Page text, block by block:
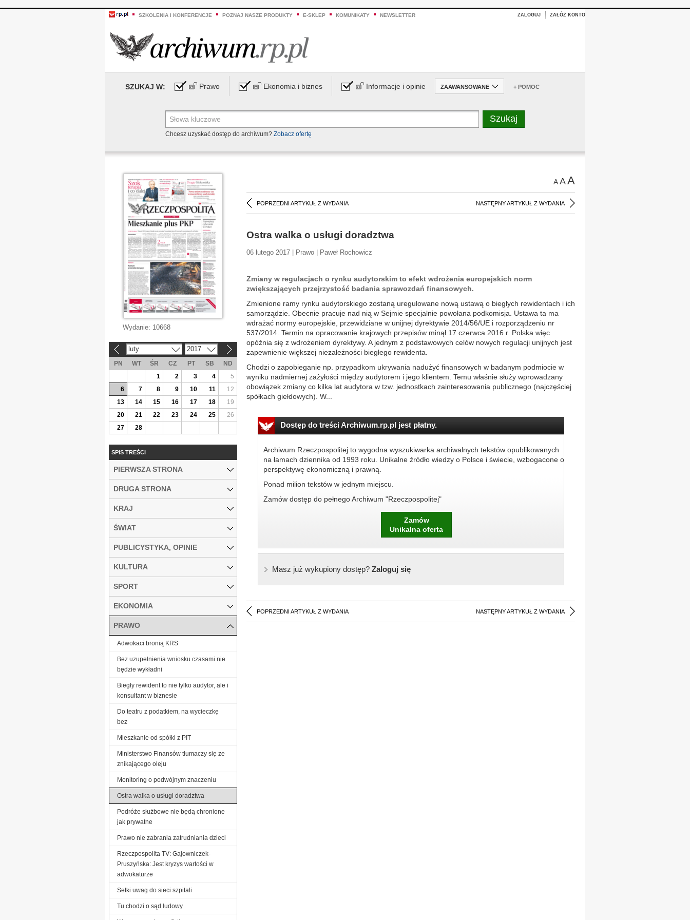
SZKOLENIA I KONFERENCJE POZNAJ NASZE PRODUKTY E-SKLEP KOMUNIKATY NEWSLETTER ZALOGUJ ZAŁÓŻ KONTO
SZUKAJ W: Prawo Ekonomia i biznes Informacje i opinie ZAAWANSOWANE + POMOC
Chcesz uzyskać dostęp do archiwum? Zobacz ofertę
AAA
POPRZEDNI ARTYKUŁ Z WYDANIA NASTĘPNY ARTYKUŁ Z WYDANIA
Ostra walka o usługi doradztwa
06 lutego 2017 | Prawo | Paweł Rochowicz
Zmiany w regulacjach o rynku audytorskim to efekt wdrożenia europejskich norm
zwiększających przejrzystość badania sprawozdań finansowych.
Zmienione ramy rynku audytorskiego zostaną uregulowane nową ustawą o biegłych rewidentach i ich
samorządzie. Obecnie pracuje nad nią w Sejmie specjalnie powołana podkomisja. Ustawa ta ma
wdrażać normy europejskie, przewidziane w unijnej dyrektywie 2014/56/UE i rozporządzeniu nr
537/2014. Termin na opracowanie krajowych przepisów minął 17 czerwca 2016 r. Polska więc
opóźnia się z wdrożeniem dyrektywy. A jednym z podstawowych celów nowych regulacji unijnych jest
zapewnienie większej niezależności biegłego rewidenta.
Chodzi o zapobieganie np. przypadkom ukrywania nadużyć finansowych w badanym podmiocie w
wyniku nadmiernej zażyłości między audytorem i jego klientem. Temu właśnie służy wprowadzany
obowiązek zmiany co kilka lat audytora w tzw. jednostkach zainteresowania publicznego (najczęściej
spółkach giełdowych). W...
Dostęp do treści Archiwum.rp.pl jest płatny.
Archiwum Rzeczpospolitej to wygodna wyszukiwarka archiwalnych tekstów opublikowanych
na łamach dziennika od 1993 roku. Unikalne źródło wiedzy o Polsce i świecie, wzbogacone o
perspektywę ekonomiczną i prawną.
Ponad milion tekstów w jednym miejscu.
Zamów dostęp do pełnego Archiwum "Rzeczpospolitej"
Zamów
Unikalna oferta
Masz już wykupiony dostęp?Zaloguj się
POPRZEDNI ARTYKUŁ Z WYDANIA NASTĘPNY ARTYKUŁ Z WYDANIA
Wydanie: 10668
luty 2017
PN WT ŚR CZ PT SB
ND
1
2 3 4
5
6
7 8 9 10 11
12
13
14 15 16 17 18
19
20
21 22 23 24 25
26
27
28
SPIS TREŚCI
PIERWSZA STRONA
DRUGA STRONA
KRAJ
ŚWIAT
PUBLICYSTYKA, OPINIE
KULTURA
SPORT
EKONOMIA
PRAWO
Adwokaci bronią KRS
Bez uzupełnienia wniosku czasami nie
będzie wykładni
Biegły rewident to nie tylko audytor, ale i
konsultant w biznesie
Do teatru z podatkiem, na wycieczkę
bez
Mieszkanie od spółki z PIT
Ministerstwo Finansów tłumaczy się ze
znikającego oleju
Monitoring o podwójnym znaczeniu
Ostra walka o usługi doradztwa
Podróże służbowe nie będą chronione
jak prywatne
Prawo nie zabrania zatrudniania dzieci
Rzeczpospolita TV: Gajowniczek-
Pruszyńska: Jest kryzys wartości w
adwokaturze
Setki uwag do sieci szpitali
Tu chodzi o sąd ludowy